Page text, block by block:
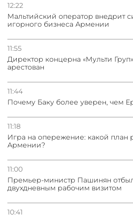
12:22
Мальтийский оператор внедрит
игорного бизнеса Армении
11:55
Директор концерна «Мульти
арестован
11:44
Почему Баку более уверен, чем
11:18
Игра на опережение: какой план
Армении?
11:00
Премьер-министр Пашинян
двухдневным рабочим визитом
10:41